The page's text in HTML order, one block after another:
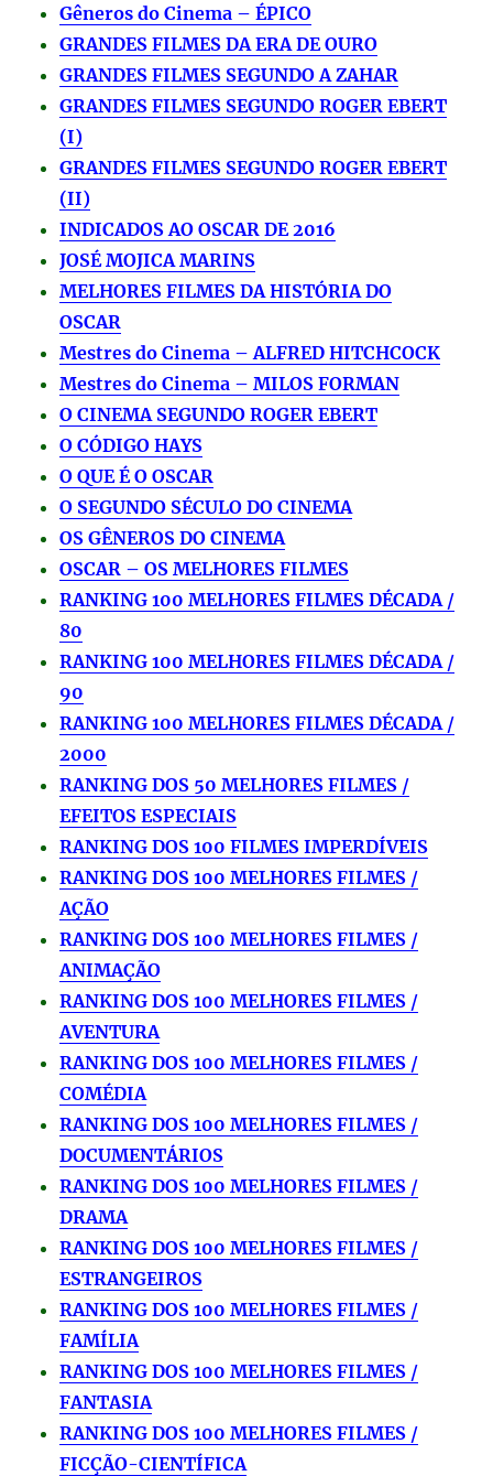
Gêneros do Cinema – ÉPICO
GRANDES FILMES DA ERA DE OURO
GRANDES FILMES SEGUNDO A ZAHAR
GRANDES FILMES SEGUNDO ROGER EBERT
(I)
GRANDES FILMES SEGUNDO ROGER EBERT
(II)
INDICADOS AO OSCAR DE 2016
JOSÉ MOJICA MARINS
MELHORES FILMES DA HISTÓRIA DO
OSCAR
Mestres do Cinema – ALFRED HITCHCOCK
Mestres do Cinema – MILOS FORMAN
O CINEMA SEGUNDO ROGER EBERT
O CÓDIGO HAYS
O QUE É O OSCAR
O SEGUNDO SÉCULO DO CINEMA
OS GÊNEROS DO CINEMA
OSCAR – OS MELHORES FILMES
RANKING 100 MELHORES FILMES DÉCADA /
80
RANKING 100 MELHORES FILMES DÉCADA /
90
RANKING 100 MELHORES FILMES DÉCADA /
2000
RANKING DOS 50 MELHORES FILMES /
EFEITOS ESPECIAIS
RANKING DOS 100 FILMES IMPERDÍVEIS
RANKING DOS 100 MELHORES FILMES /
AÇÃO
RANKING DOS 100 MELHORES FILMES /
ANIMAÇÃO
RANKING DOS 100 MELHORES FILMES /
AVENTURA
RANKING DOS 100 MELHORES FILMES /
COMÉDIA
RANKING DOS 100 MELHORES FILMES /
DOCUMENTÁRIOS
RANKING DOS 100 MELHORES FILMES /
DRAMA
RANKING DOS 100 MELHORES FILMES /
ESTRANGEIROS
RANKING DOS 100 MELHORES FILMES /
FAMÍLIA
RANKING DOS 100 MELHORES FILMES /
FANTASIA
RANKING DOS 100 MELHORES FILMES /
FICÇÃO-CIENTÍFICA